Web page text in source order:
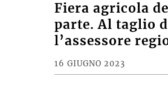
Fiera agricola
parte. Al taglio
l’assessore
16 GIUGNO 2023